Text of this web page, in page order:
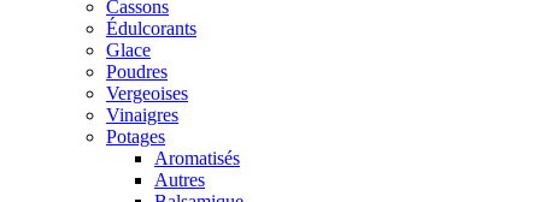
Cassons
Édulcorants
Glace
Poudres
Vergeoises
Vinaigres
Potages
Aromatisés
Autres